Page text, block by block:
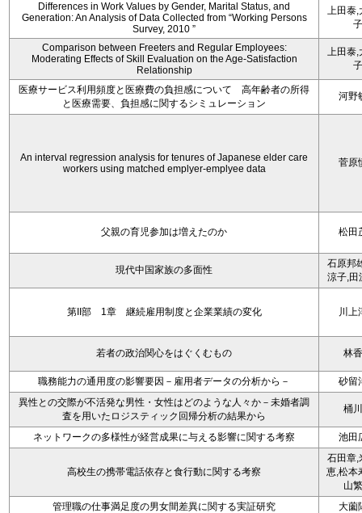
Differences in Work Values by Gender, Marital Status, and
Generation: An Analysis of Data Collected from “Working Persons
Survey, 2010 ”
上田泰,
子
Comparison between Freeters and Regular Employees:
Moderating Effects of Skill Evaluation on the Age-Satisfaction
Relationship
上田泰,
子
医療サービス利用頻度と医療費の負担感について 高年齢者の所得
と医療需要、負担感に関するシミュレーション
河野
An interval regression analysis for tenures of Japanese elder care
workers using matched emplyer-emplyee data
菅原
父親の育児参加は増えたのか 松田
現代中国家族の多面性
石原邦
涼子,田
第II部 1章 継続雇用制度と企業業績の変化 川上
若者の政治関心をはぐくむもの 林
職務能力の通用度の影響要因－雇用者データの分析から－
砂留
異性との交際が不活発な男性・女性はどのような人々か－未婚者調
査を用いたロジスティック回帰分析の結果から
桶
ネットワークの多様性が経営成果に与える影響に関する考察 池田
高校生の携帯電話依存と食行動に関する考察
石田章,
恵,松本
山
管理職の仕事満足度の男女間差異に関する実証研究
大薗